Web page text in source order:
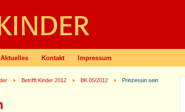
Aktuelles Kontakt Impressum
Betrifft Kinder 2012 BK 05/2012 Prinzessin sein